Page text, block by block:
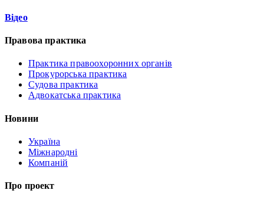
Відео
Правова практика
Практика правоохоронних органів
Прокурорська практика
Судова практика
Адвокатська практика
Новини
Україна
Міжнародні
Компаній
Про проект